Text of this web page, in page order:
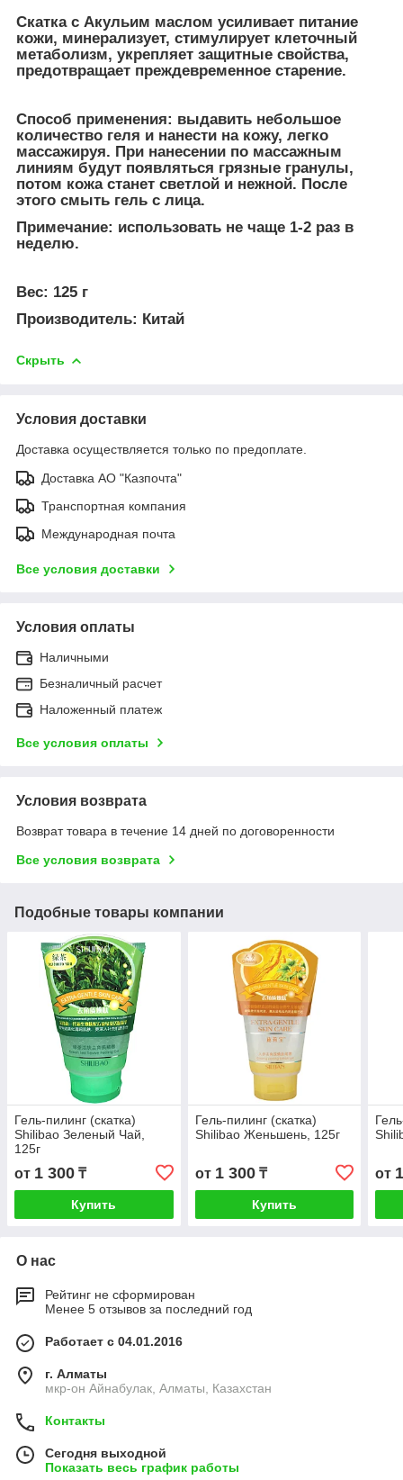
Скатка с Акульим маслом усиливает питание
кожи, минерализует, стимулирует клеточный
метаболизм, укрепляет защитные свойства,
предотвращает преждевременное старение.
Способ применения: выдавить небольшое
количество геля и нанести на кожу, легко
массажируя. При нанесении по массажным
линиям будут появляться грязные гранулы,
потом кожа станет светлой и нежной. После
этого смыть гель с лица.
Примечание: использовать не чаще 1-2 раз в
неделю.
Вес: 125 г
Производитель: Китай
Скрыть
Условия доставки
Доставка осуществляется только по предоплате.
Доставка АО "Казпочта"
Транспортная компания
Международная почта
Все условия доставки
Условия оплаты
Наличными
Безналичный расчет
Наложенный платеж
Все условия оплаты
Условия возврата
Возврат товара в течение 14 дней по договоренности
Все условия возврата
Подобные товары компании
Гель-пилинг (скатка)
Shilibao Зеленый Чай,
125г
от 1 300 ₸
Купить
Гель-пилинг (скатка)
Shilibao Женьшень, 125г
от 1 300₸
Купить
от
О нас
Рейтинг не сформирован
Менее 5 отзывов за последний год
Работает с 04.01.2016
г. Алматы
мкр-он Айнабулак, Алматы, Казахстан
Контакты
Сегодня выходной
Показать весь график работы